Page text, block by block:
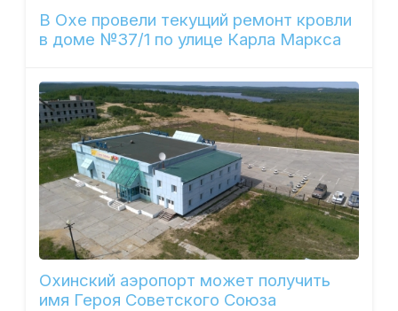
В Охе провели текущий ремонт кровли
в доме №37/1 по улице Карла Маркса
Охинский аэропорт может получить
имя Героя Советского Союза